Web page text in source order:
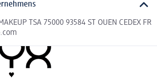
TSA 75000 93584 ST OUEN CEDEX FR